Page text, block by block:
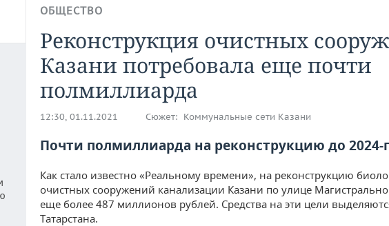
ОБЩЕСТВО
Реконструкция очистных
Казани потребовала еще почти
полмиллиарда
12:30, 01.11.2021 Сюжет: Коммунальные сети Казани
Почти полмиллиарда на реконструкцию до 2024-
Как стало известно «Реальному времени», на реконструкцию
очистных сооружений канализации Казани по улице
еще более 487 миллионов рублей. Средства на эти цели
Татарстана.